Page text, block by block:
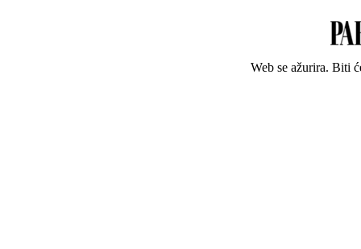
Web se ažurira. Biti